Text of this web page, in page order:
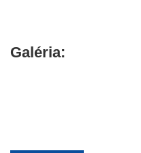
Galéria: